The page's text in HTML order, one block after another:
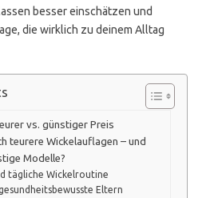
besser einschätzen und
die wirklich zu deinem Alltag
vs. günstiger Preis
teurere Wickelauflagen – und
Modelle?
tägliche Wickelroutine
Eltern